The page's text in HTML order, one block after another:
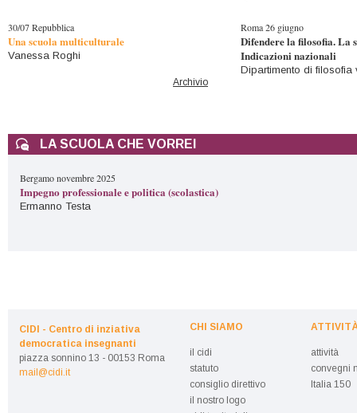
30/07 Repubblica
Una scuola multiculturale
Vanessa Roghi
Archivio
Roma 26 giugno
Difendere la filosofia. La
Indicazioni nazionali
Dipartimento di filosofia
LA SCUOLA CHE VORREI
Bergamo novembre 2025
Impegno professionale e politica (scolastica)
Ermanno Testa
CIDI - Centro di inziativa
democratica insegnanti
piazza sonnino 13 - 00153 Roma
mail@cidi.it
CHI SIAMO
il cidi
statuto
consiglio direttivo
il nostro logo
attività
convegni
Italia 150